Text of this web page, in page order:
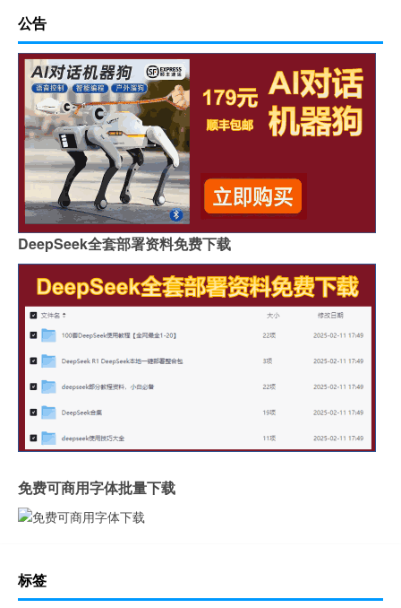
公告
DeepSeek全套部署资料免费下载
免费可商用字体批量下载
标签